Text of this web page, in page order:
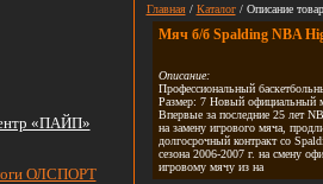
«ПАЙП»
ОЛСПОРТ
Главная/ Каталог/ Описание
Мяч б/б Spalding NBA
Описание:
Профессиональный
Размер: 7 Новый официальный
Впервые за последние 25 лет
на замену игрового мяча,
долгосрочный контракт со
сезона 2006-2007 г. на смену
игровому мячу из на